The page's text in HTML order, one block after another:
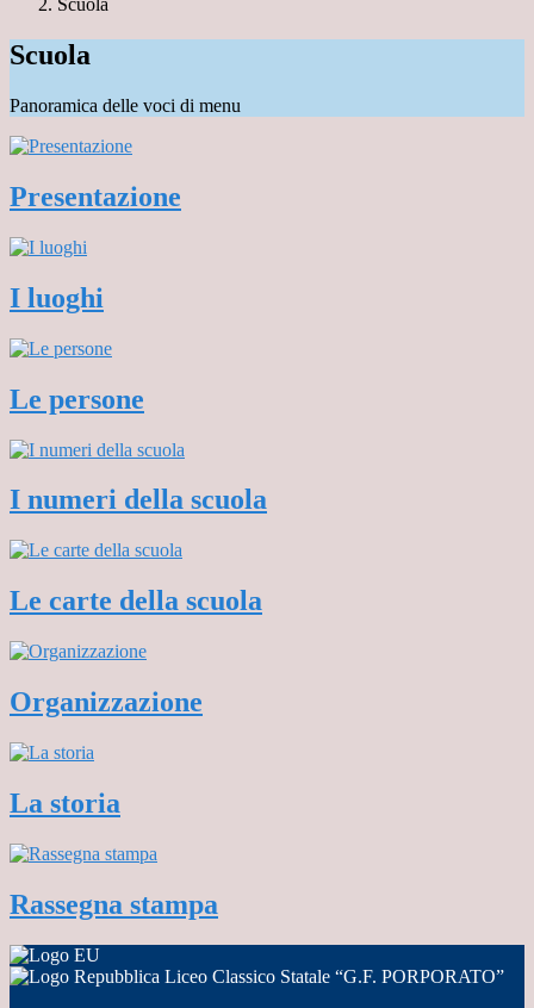
Scuola
Scuola
Panoramica delle voci di menu
Presentazione
I luoghi
Le persone
I numeri della scuola
Le carte della scuola
Organizzazione
La storia
Rassegna stampa
Liceo Classico Statale “G.F. PORPORATO”